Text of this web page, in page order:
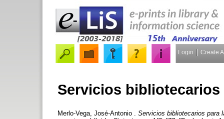
Login Create
Servicios
Merlo-Vega, José-Antonio
Servicios bibliotecarios para